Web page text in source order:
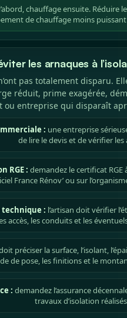
chauffage ensuite. Réduire
de chauffage moins
les arnaques à
pas totalement disparu.
réduit, prime exagérée,
ou entreprise qui disparaît
: une entreprise
de lire le devis et de vérifier les
RGE : demandez le certificat RGE
France Rénov’ ou sur
technique : l’artisan doit vérifier
accès, les conduits et les
préciser la surface, l’isolant,
de pose, les finitions et le
: demandez l’assurance
travaux d’isolation